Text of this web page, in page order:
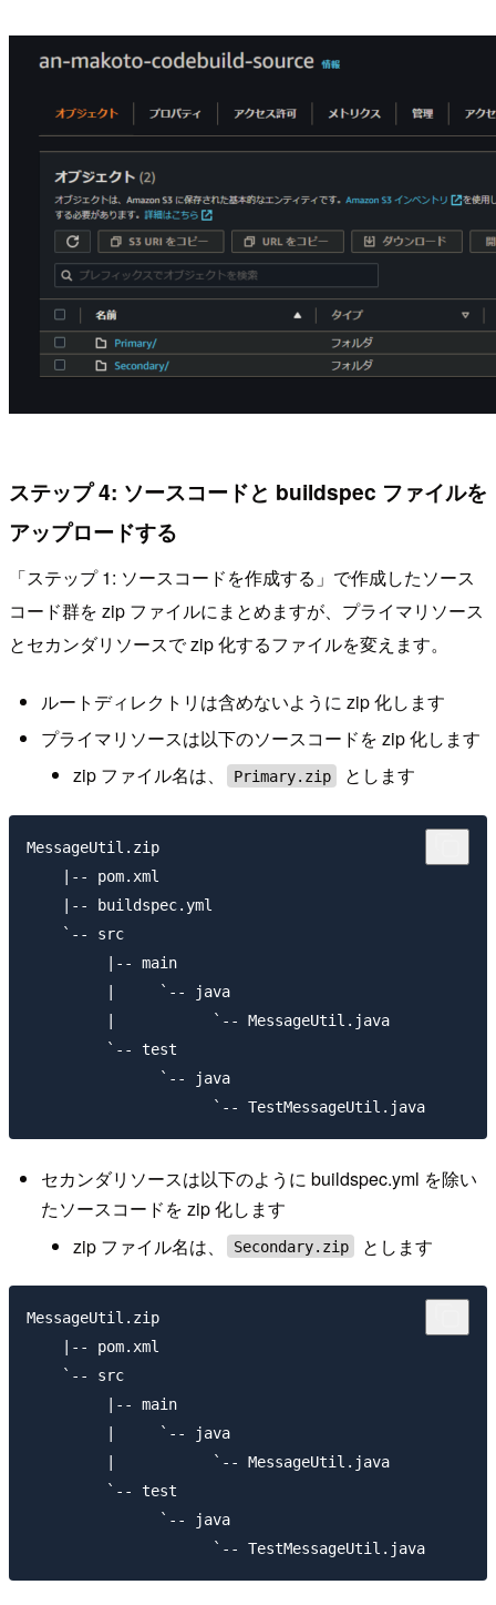
ステップ 4: ソースコードと buildspec ファイルを
アップロードする
「ステップ 1: ソースコードを作成する」で作成したソース
コード群を zip ファイルにまとめますが、プライマリソース
とセカンダリソースで zip 化するファイルを変えます。
ルートディレクトリは含めないように zip 化します
プライマリソースは以下のソースコードを zip 化します
zip ファイル名は、
Primary.zip とします
MessageUtil.zip
    |-- pom.xml
    |-- buildspec.yml
    `-- src
         |-- main
         |     `-- java
         |           `-- MessageUtil.java
         `-- test
               `-- java
セカンダリソースは以下のように buildspec.yml を除い
たソースコードを zip 化します
zip ファイル名は、
Secondary.zip とします
MessageUtil.zip
    |-- pom.xml
    `-- src
         |-- main
         |     `-- java
         |           `-- MessageUtil.java
         `-- test
               `-- java